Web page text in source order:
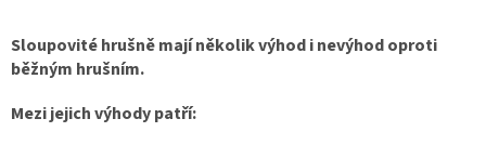
Sloupovité hrušně mají několik výhod i nevýhod oproti
běžným hrušním.
Mezi jejich výhody patří: